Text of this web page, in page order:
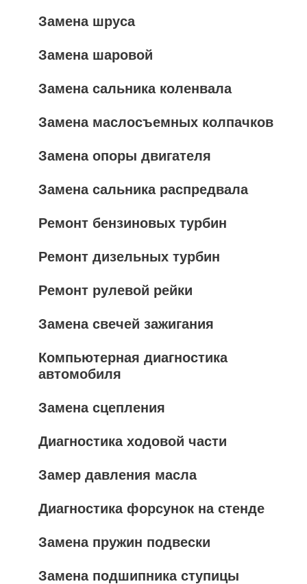
Замена шруса
Замена шаровой
Замена сальника коленвала
Замена маслосъемных колпачков
Замена опоры двигателя
Замена сальника распредвала
Ремонт бензиновых турбин
Ремонт дизельных турбин
Ремонт рулевой рейки
Замена свечей зажигания
Компьютерная диагностика
автомобиля
Замена сцепления
Диагностика ходовой части
Замер давления масла
Диагностика форсунок на стенде
Замена пружин подвески
Замена подшипника ступицы